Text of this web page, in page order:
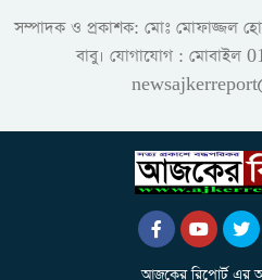
সম্পাদক ও প্রকাশক: মোঃ মোফাজ্জল
বাবু। যোগাযোগ : মোবাইল
আজকের রিপোর্ট এর